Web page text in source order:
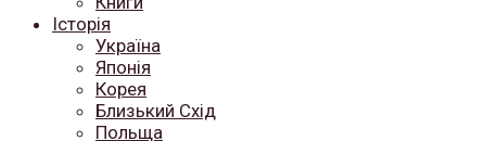
Історія
Україна
Японія
Корея
Близький Схід
Польща